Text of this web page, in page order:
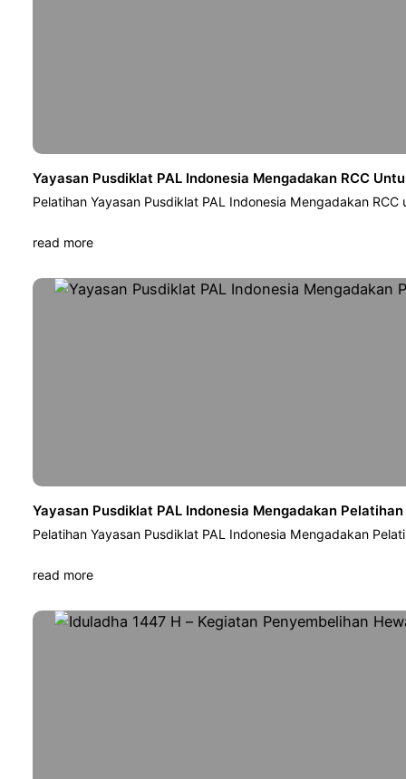
Yayasan Pusdiklat PAL Indonesia Mengadakan RCC
Pelatihan Yayasan Pusdiklat PAL Indonesia Mengadakan
read more
Yayasan Pusdiklat PAL Indonesia Mengadakan
Pelatihan Yayasan Pusdiklat PAL Indonesia Mengadakan
read more